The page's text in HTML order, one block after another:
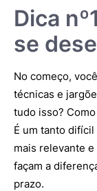
Dica
se
No começo,
técnicas e
tudo isso?
É um tanto
mais relevante
façam a
prazo.